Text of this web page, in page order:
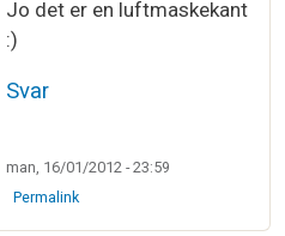
afHelle Fransen
Jo det er en luftmaskekant
:)
Svar
man, 16/01/2012 - 23:59
Permalink